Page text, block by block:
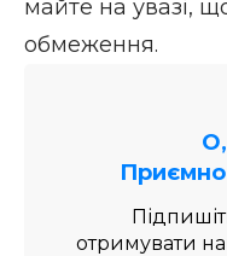
майте на увазі,
обмеження.
отримувати